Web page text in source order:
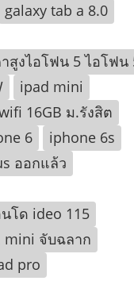
galaxy tab a 8.0
งไอโฟน 5 ไอโฟน
ipad mini
16GB ม.รังสิต
6
iphone 6s
ออกแล้ว
โด ideo 115
mini จับฉลาก
pro